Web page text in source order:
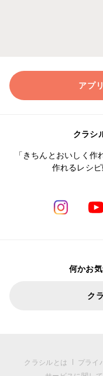
アプ
クラシ
「きちんとおいしく
作れるレシ
何かお
ク
クラシルとは プライ